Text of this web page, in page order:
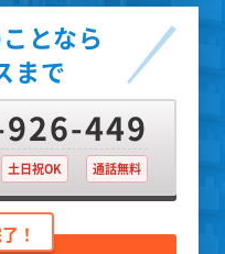
となら
まで
449
土日祝OK 通話無料
！